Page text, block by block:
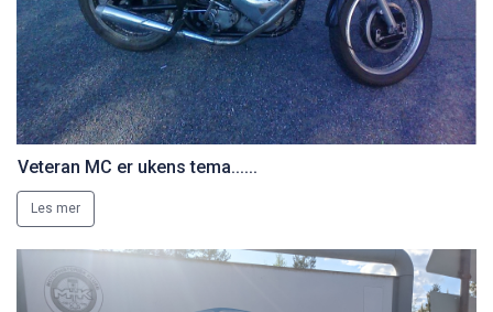
Veteran MC er ukens tema......
Les mer